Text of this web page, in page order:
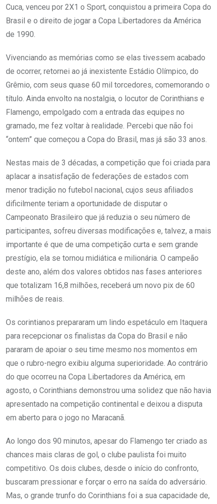
Cuca, venceu por 2X1 o Sport, conquistou a primeira Copa do
Brasil e o direito de jogar a Copa Libertadores da América
de 1990.
Vivenciando as memórias como se elas tivessem acabado
de ocorrer, retornei ao já inexistente Estádio Olímpico, do
Grêmio, com seus quase 60 mil torcedores, comemorando o
título. Ainda envolto na nostalgia, o locutor de Corinthians e
Flamengo, empolgado com a entrada das equipes no
gramado, me fez voltar à realidade. Percebi que não foi
“ontem” que começou a Copa do Brasil, mas já são 33 anos.
Nestas mais de 3 décadas, a competição que foi criada para
aplacar a insatisfação de federações de estados com
menor tradição no futebol nacional, cujos seus afiliados
dificilmente teriam a oportunidade de disputar o
Campeonato Brasileiro que já reduzia o seu número de
participantes, sofreu diversas modificações e, talvez, a mais
importante é que de uma competição curta e sem grande
prestígio, ela se tornou midiática e milionária. O campeão
deste ano, além dos valores obtidos nas fases anteriores
que totalizam 16,8 milhões, receberá um novo pix de 60
milhões de reais.
Os corintianos prepararam um lindo espetáculo em Itaquera
para recepcionar os finalistas da Copa do Brasil e não
pararam de apoiar o seu time mesmo nos momentos em
que o rubro-negro exibiu alguma superioridade. Ao contrário
do que ocorreu na Copa Libertadores da América, em
agosto, o Corinthians demonstrou uma solidez que não havia
apresentado na competição continental e deixou a disputa
em aberto para o jogo no Maracanã.
Ao longo dos 90 minutos, apesar do Flamengo ter criado as
chances mais claras de gol, o clube paulista foi muito
competitivo. Os dois clubes, desde o início do confronto,
buscaram pressionar e forçar o erro na saída do adversário.
Mas, o grande trunfo do Corinthians foi a sua capacidade de,